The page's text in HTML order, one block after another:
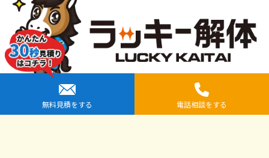
群馬県前橋市の解体工事業者 ラッキー解体
ラッキー解体事〒371-0846
無料見積をする 電話相談をする